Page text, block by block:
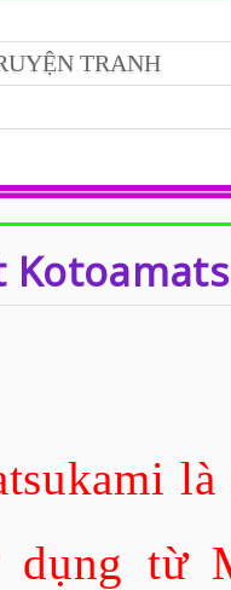
TRANH
dụng từ